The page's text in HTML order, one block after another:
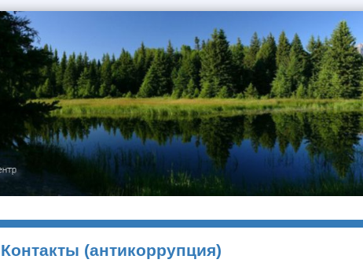
Контакты (антикоррупция)